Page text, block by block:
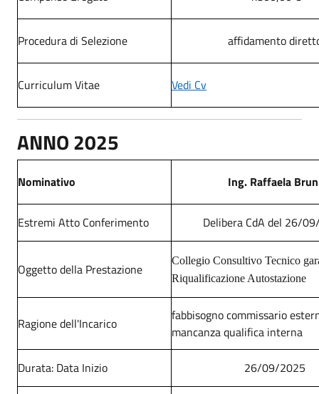
Procedura di Selezione affidamento
Curriculum Vitae Vedi Cv
ANNO 2025
Nominativo Ing. Raffaela
Estremi Atto Conferimento Delibera CdA del 26/
Oggetto della Prestazione
Collegio Consultivo Tecnico
Riqualificazione Autostazione
Ragione dell'Incarico
fabbisogno commissario
mancanza qualifica interna
Durata: Data Inizio 26/09/2025